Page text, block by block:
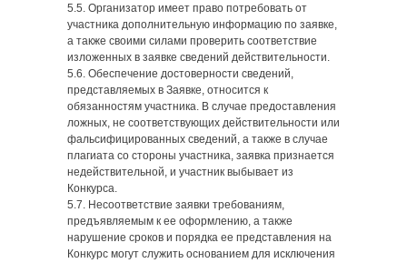
5.5. Организатор имеет право потребовать от
участника дополнительную информацию по заявке,
а также своими силами проверить соответствие
изложенных в заявке сведений действительности.
5.6. Обеспечение достоверности сведений,
представляемых в Заявке, относится к
обязанностям участника. В случае предоставления
ложных, не соответствующих действительности или
фальсифицированных сведений, а также в случае
плагиата со стороны участника, заявка признается
недействительной, и участник выбывает из
Конкурса.
5.7. Несоответствие заявки требованиям,
предъявляемым к ее оформлению, а также
нарушение сроков и порядка ее представления на
Конкурс могут служить основанием для исключения